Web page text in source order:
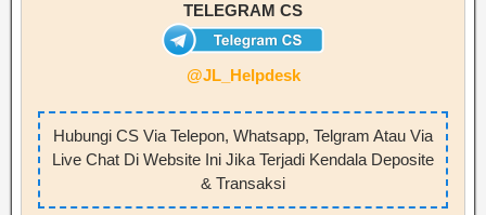
TELEGRAM CS
@JL_Helpdesk
Hubungi CS Via Telepon, Whatsapp, Telgram Atau Via
Live Chat Di Website Ini Jika Terjadi Kendala Deposite
& Transaksi